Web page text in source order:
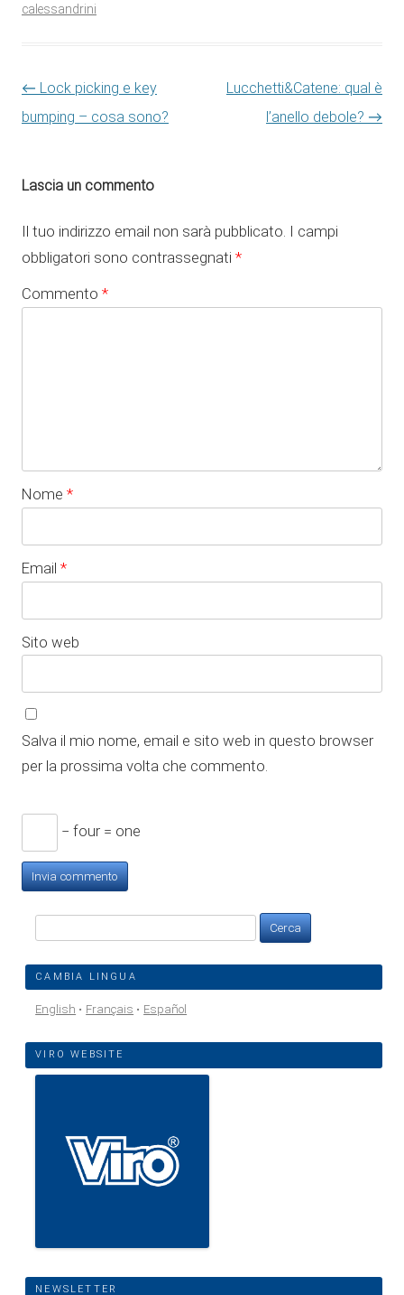
calessandrini
Navigazione articolo
← Lock picking e key
bumping – cosa sono?
Lucchetti&Catene: qual è
l’anello debole? →
Lascia un commento
Il tuo indirizzo email non sarà pubblicato. I campi
obbligatori sono contrassegnati *
Commento *
Nome *
Email *
Sito web
Salva il mio nome, email e sito web in questo browser
per la prossima volta che commento.
− four = one
per:
CAMBIA LINGUA
English Français Español
VIRO WEBSITE
NEWSLETTER